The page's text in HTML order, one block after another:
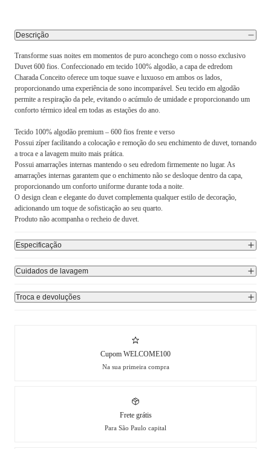
Descrição
Transforme suas noites em momentos de puro aconchego com o nosso exclusivo
Duvet 600 fios. Confeccionado em tecido 100% algodão, a capa de edredom
Charada Conceito oferece um toque suave e luxuoso em ambos os lados,
proporcionando uma experiência de sono incomparável. Seu tecido em algodão
permite a respiração da pele, evitando o acúmulo de umidade e proporcionando um
conforto térmico ideal em todas as estações do ano.
Tecido 100% algodão premium – 600 fios frente e verso
Possui zíper facilitando a colocação e remoção do seu enchimento de duvet, tornando
a troca e a lavagem muito mais prática.
Possui amarrações internas mantendo o seu edredom firmemente no lugar. As
amarrações internas garantem que o enchimento não se desloque dentro da capa,
proporcionando um conforto uniforme durante toda a noite.
O design clean e elegante do duvet complementa qualquer estilo de decoração,
adicionando um toque de sofisticação ao seu quarto.
Produto não acompanha o recheio de duvet.
Especificação
Cuidados de lavagem
Troca e devoluções
Cupom WELCOME100
Na sua primeira compra
Frete grátis
Para São Paulo capital